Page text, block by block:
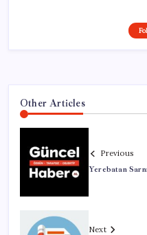
Other Articles
Previous
Yerebatan
Next